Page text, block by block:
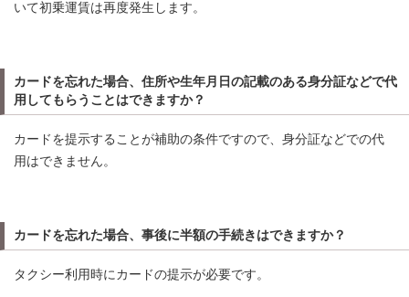
いて初乗運賃は再度発生します。
カードを忘れた場合、住所や生年月日の記載のある身分証などで代
用してもらうことはできますか？
カードを提示することが補助の条件ですので、身分証などでの代
用はできません。
カードを忘れた場合、事後に半額の手続きはできますか？
タクシー利用時にカードの提示が必要です。